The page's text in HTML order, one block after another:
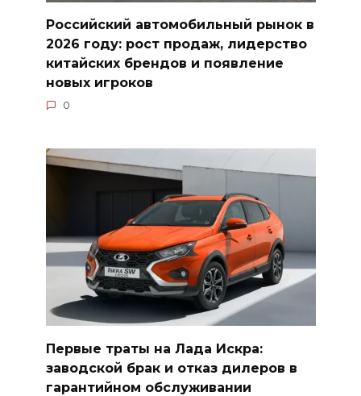
Российский автомобильный рынок в
2026 году: рост продаж, лидерство
китайских брендов и появление
новых игроков
0
Первые траты на Лада Искра:
заводской брак и отказ дилеров в
гарантийном обслуживании